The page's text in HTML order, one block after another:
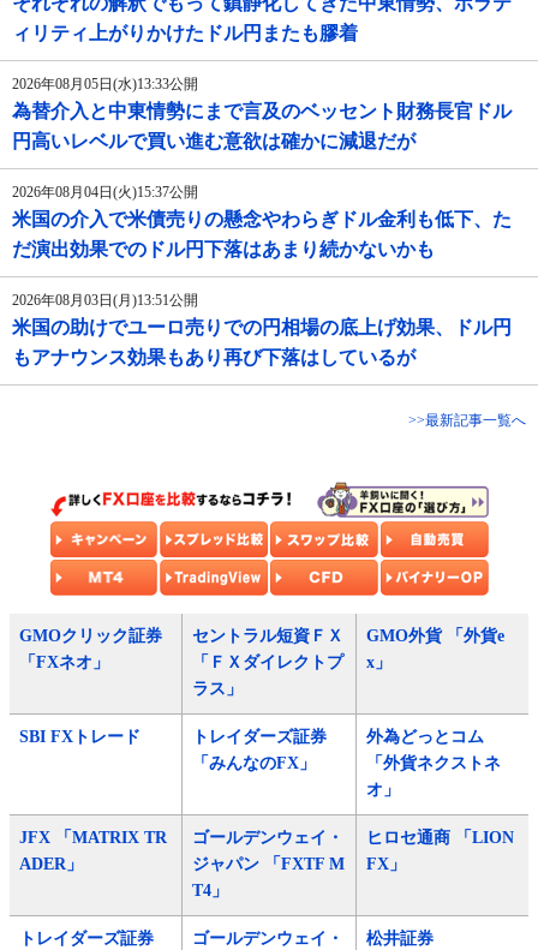
ィリティ上がりかけたドル円またも膠着
2026年08月05日(水)13:33公開
為替介入と中東情勢にまで言及のベッセント財務長官ドル
円高いレベルで買い進む意欲は確かに減退だが
2026年08月04日(火)15:37公開
米国の介入で米債売りの懸念やわらぎドル金利も低下、た
だ演出効果でのドル円下落はあまり続かないかも
2026年08月03日(月)13:51公開
米国の助けでユーロ売りでの円相場の底上げ効果、ドル円
もアナウンス効果もあり再び下落はしているが
>>最新記事一覧へ
GMOクリック証券
「FXネオ」
セントラル短資ＦＸ
「ＦＸダイレクトプ
ラス」
GMO外貨 「外貨e
x」
SBI FXトレード
トレイダーズ証券
「みんなのFX」
外為どっとコム
「外貨ネクストネ
オ」
JFX 「MATRIX TR
ADER」
ゴールデンウェイ・
ジャパン 「FXTF M
T4」
ヒロセ通商 「LION
FX」
トレイダーズ証券
ゴールデンウェイ・
松井証券